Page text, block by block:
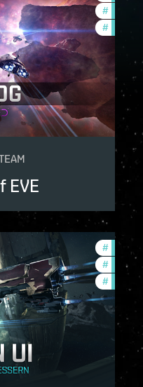
#new-
#eve-
EVE
#new-
#
#eve-